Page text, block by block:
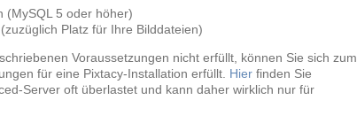
(MySQL 5 oder höher)
Platz für Ihre Bilddateien)
Voraussetzungen nicht erfüllt, können Sie sich zum
für eine Pixtacy-Installation erfüllt. Hier finden Sie
Server oft überlastet und kann daher wirklich nur für